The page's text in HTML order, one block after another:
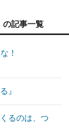
の記事一覧
！
』
るのは、つ